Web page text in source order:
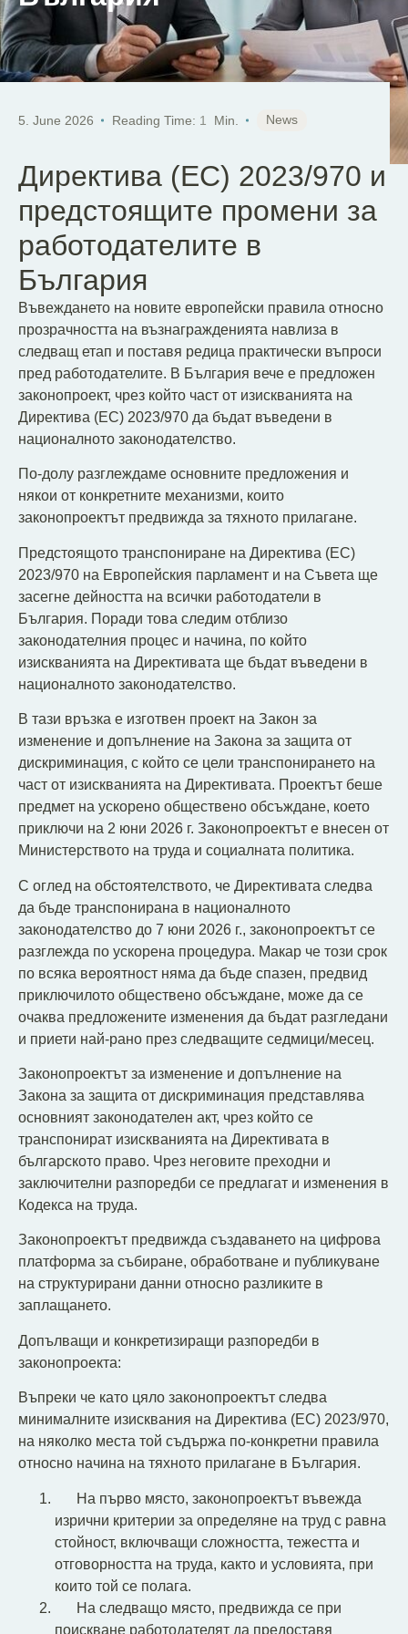
5. June 2026 Reading Time: 1 Min. News
Директива (ЕС) 2023/970 и
предстоящите промени за
работодателите в
България
Въвеждането на новите европейски правила относно
прозрачността на възнагражденията навлиза в
следващ етап и поставя редица практически въпроси
пред работодателите. В България вече е предложен
законопроект, чрез който част от изискванията на
Директива (ЕС) 2023/970 да бъдат въведени в
националното законодателство.
По-долу разглеждаме основните предложения и
някои от конкретните механизми, които
законопроектът предвижда за тяхното прилагане.
Предстоящото транспониране на Директива (ЕС)
2023/970 на Европейския парламент и на Съвета ще
засегне дейността на всички работодатели в
България. Поради това следим отблизо
законодателния процес и начина, по който
изискванията на Директивата ще бъдат въведени в
националното законодателство.
В тази връзка е изготвен проект на Закон за
изменение и допълнение на Закона за защита от
дискриминация, с който се цели транспонирането на
част от изискванията на Директивата. Проектът беше
предмет на ускорено обществено обсъждане, което
приключи на 2 юни 2026 г. Законопроектът е внесен от
Министерството на труда и социалната политика.
С оглед на обстоятелството, че Директивата следва
да бъде транспонирана в националното
законодателство до 7 юни 2026 г., законопроектът се
разглежда по ускорена процедура. Макар че този срок
по всяка вероятност няма да бъде спазен, предвид
приключилото обществено обсъждане, може да се
очаква предложените изменения да бъдат разгледани
и приети най-рано през следващите седмици/месец.
Законопроектът за изменение и допълнение на
Закона за защита от дискриминация представлява
основният законодателен акт, чрез който се
транспонират изискванията на Директивата в
българското право. Чрез неговите преходни и
заключителни разпоредби се предлагат и изменения в
Кодекса на труда.
Законопроектът предвижда създаването на цифрова
платформа за събиране, обработване и публикуване
на структурирани данни относно разликите в
заплащането.
Допълващи и конкретизиращи разпоредби в
законопроекта:
Въпреки че като цяло законопроектът следва
минималните изисквания на Директива (ЕС) 2023/970,
на няколко места той съдържа по-конкретни правила
относно начина на тяхното прилагане в България.
На първо място, законопроектът въвежда
изрични критерии за определяне на труд с равна
стойност, включващи сложността, тежестта и
отговорността на труда, както и условията, при
които той се полага.
На следващо място, предвижда се при
поискване работодателят да предоставя